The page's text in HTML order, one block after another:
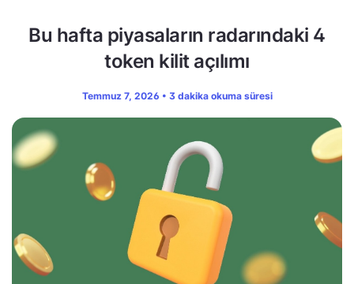
Bu hafta piyasaların radarındaki 4
token kilit açılımı
Temmuz 7, 2026 • 3 dakika okuma süresi